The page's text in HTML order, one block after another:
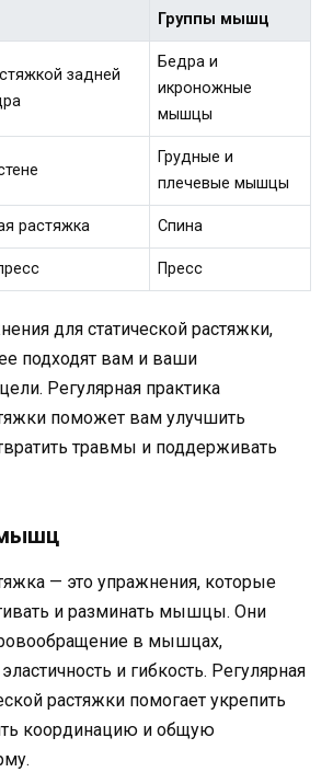
Группы мышц
задней
Бедра и
икроножные
мышцы
Грудные и
плечевые мышцы
растяжка Спина
Пресс
для статической растяжки,
подходят вам и ваши
Регулярная практика
поможет вам улучшить
травмы и поддерживать
— это упражнения, которые
и разминать мышцы. Они
в мышцах,
и гибкость. Регулярная
растяжки помогает укрепить
координацию и общую